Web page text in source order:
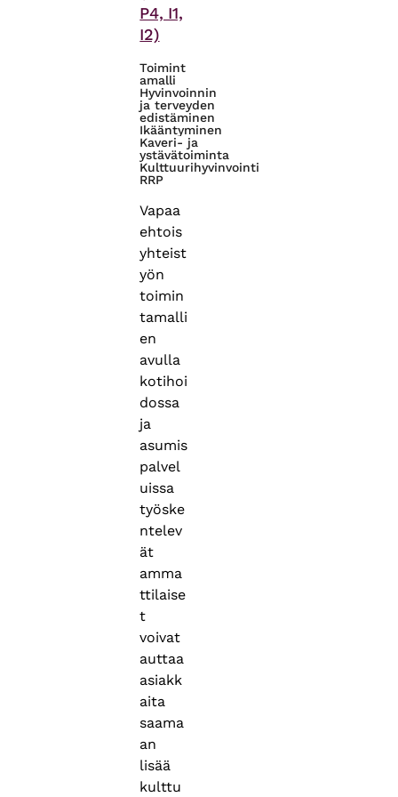
P4, I1,
I2)
Toimint
amalli
Hyvinvoinnin
ja terveyden
edistäminen
Ikääntyminen
Kaveri- ja
ystävätoiminta
Kulttuurihyvinvointi
RRP
Vapaa
ehtois
yhteist
yön
toimin
tamalli
en
avulla
kotihoi
dossa
ja
asumis
palvel
uissa
työske
ntelev
ät
amma
ttilaise
t
voivat
auttaa
asiakk
aita
saama
an
lisää
kulttu